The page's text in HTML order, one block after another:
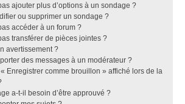
ajouter plus d’options à un sondage ?
ou supprimer un sondage ?
accéder à un forum ?
transférer de pièces jointes ?
avertissement ?
des messages à un modérateur ?
Enregistrer comme brouillon » affiché lors de la
a-t-il besoin d’être approuvé ?